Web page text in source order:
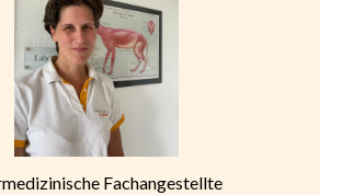
Fachangestellte